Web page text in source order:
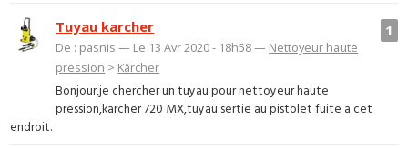
1
Tuyau karcher
De : pasnis — Le 13 Avr 2020 - 18h58 — Nettoyeur haute
pression > Kärcher
Bonjour,je chercher un tuyau pour nettoyeur haute
pression,karcher 720 MX,tuyau sertie au pistolet fuite a cet
endroit.